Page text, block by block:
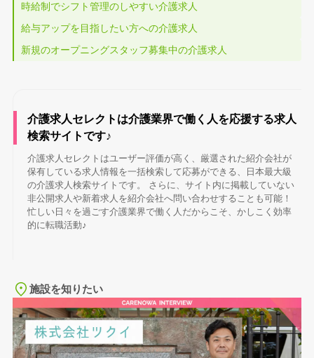
時給制でシフト管理のしやすい介護求人
給与アップを目指したい方への介護求人
新規のオープニングスタッフ募集中の介護求人
介護求人セレクトは介護業界で働く人を応援する求人
検索サイトです♪
介護求人セレクトはユーザー評価が高く、厳選された紹介会社が
保有している求人情報を一括検索して応募ができる、日本最大級
の介護求人検索サイトです。 さらに、サイト内に掲載していない
非公開求人や新着求人を紹介会社へ問い合わせすることも可能！
忙しい日々を過ごす介護業界で働く人だからこそ、かしこく効率
的に転職活動♪
施設を知りたい